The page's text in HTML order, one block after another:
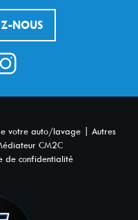
NOUS
votre auto/lavage | Autres
CM2C
de confidentialité